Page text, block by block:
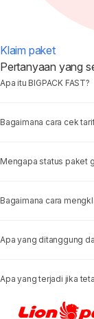
Klaim paket
Pertanyaan yang
Apa itu BIGPACK FAST?
Bagaimana cara cek
Mengapa status paket
Bagaimana cara
Apa yang ditanggung
Apa yang terjadi jika